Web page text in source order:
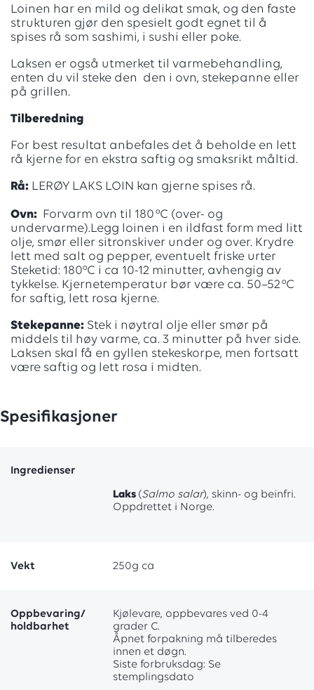
Loinen har en mild og delikat smak, og den faste
strukturen gjør den spesielt godt egnet til å
spises rå som sashimi, i sushi eller poke.
Laksen er også utmerket til varmebehandling,
enten du vil steke den den i ovn, stekepanne eller
på grillen.
Tilberedning
For best resultat anbefales det å beholde en lett
rå kjerne for en ekstra saftig og smaksrikt måltid.
Rå: LERØY LAKS LOIN kan gjerne spises rå.
Ovn: Forvarm ovn til 180 °C (over- og
undervarme).Legg loinen i en ildfast form med litt
olje, smør eller sitronskiver under og over. Krydre
lett med salt og pepper, eventuelt friske urter
Steketid: 180°C i ca 10-12 minutter, avhengig av
tykkelse. Kjernetemperatur bør være ca. 50–52 °C
for saftig, lett rosa kjerne.
Stekepanne: Stek i nøytral olje eller smør på
middels til høy varme, ca. 3 minutter på hver side.
Laksen skal få en gyllen stekeskorpe, men fortsatt
være saftig og lett rosa i midten.
Spesifikasjoner
Ingredienser
Laks (Salmo salar), skinn- og beinfri.
Oppdrettet i Norge.
Vekt 250g ca
Oppbevaring/
holdbarhet
Kjølevare, oppbevares ved 0-4
grader C.
Åpnet forpakning må tilberedes
innen et døgn.
Siste forbruksdag: Se
stemplingsdato